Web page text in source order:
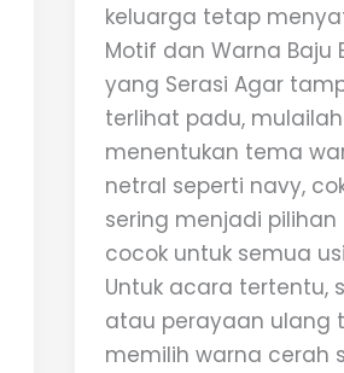
keluarga tetap
Motif dan Warna Baju
yang Serasi Agar
terlihat padu,
menentukan tema
netral seperti navy,
sering menjadi
cocok untuk semua
Untuk acara tertentu,
atau perayaan ulang
memilih warna cerah